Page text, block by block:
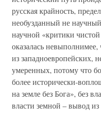
русская крайность,
необузданный не
научной «критики
оказалась
из западноевропейских,
умеренных, потому что
более исторически-
на земле без Бога», без
власти земной – вывод